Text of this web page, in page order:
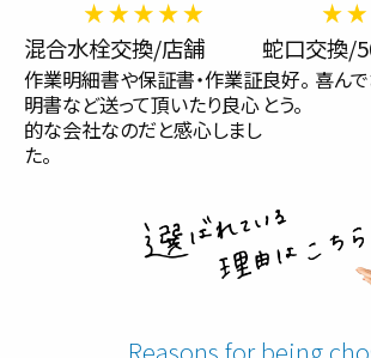
混合水栓交換/店舗
作業明細書や保証書・作業証
明書など送って頂いたり良心
的な会社なのだと感心しまし
た。
蛇口交換/
良好。 喜ん
とう。